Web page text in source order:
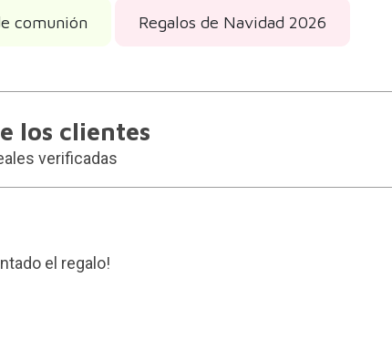
comunión Regalos de Navidad 2026
los clientes
verificadas
el regalo!